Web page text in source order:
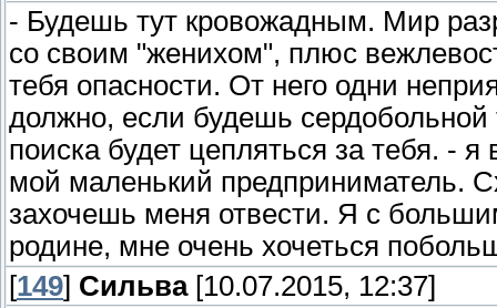
- Будешь тут кровожадным. Мир
со своим "женихом", плюс
тебя опасности. От него одни
должно, если будешь
поиска будет цепляться за тебя. -
мой маленький предприниматель.
захочешь меня отвести. Я с
родине, мне очень хочеться
[149] Сильва[10.07.2015, 12:37]